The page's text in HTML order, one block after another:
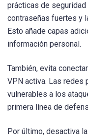
prácticas de
contraseñas fuertes y
Esto añade capas
información personal.
También, evita
VPN activa. Las redes
vulnerables a los
primera línea de
Por último, desactiva